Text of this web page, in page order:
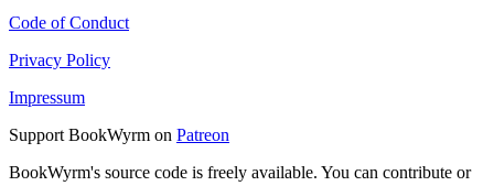
Code of Conduct
Privacy Policy
Impressum
Support BookWyrm on Patreon
BookWyrm's source code is freely available. You can contribute or